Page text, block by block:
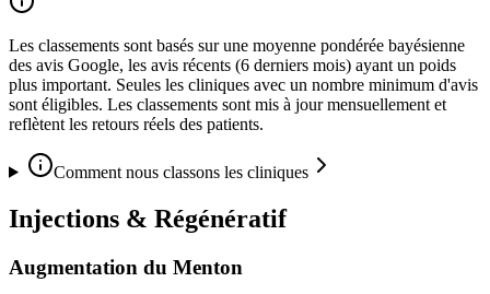
Les classements sont basés sur une moyenne pondérée bayésienne
des avis Google, les avis récents (6 derniers mois) ayant un poids
plus important. Seules les cliniques avec un nombre minimum d'avis
sont éligibles. Les classements sont mis à jour mensuellement et
reflètent les retours réels des patients.
Comment nous classons les cliniques
Injections & Régénératif
Augmentation du Menton